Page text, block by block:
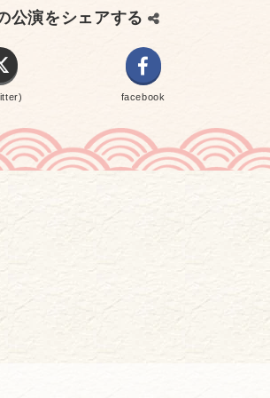
公演をシェアする
facebook